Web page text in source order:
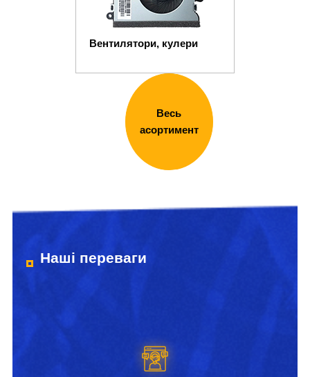
Вентилятори, кулери
Весь
асортимент
Наші переваги